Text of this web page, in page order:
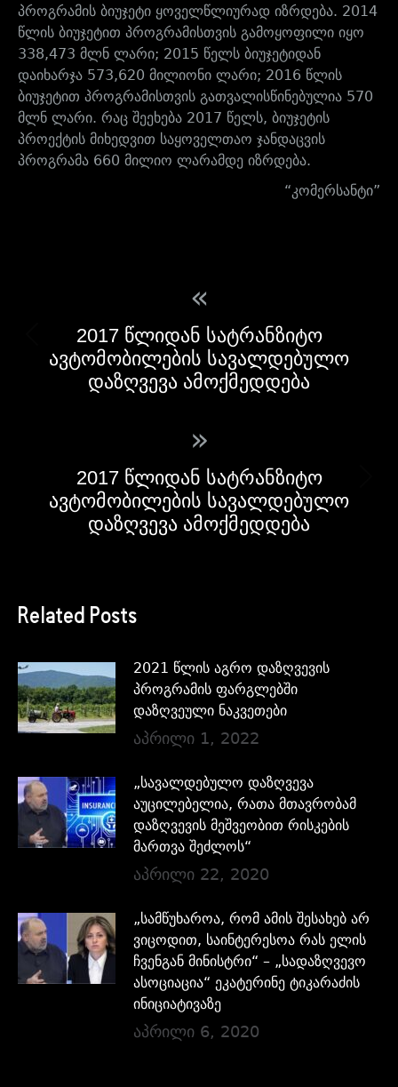
პროგრამის ბიუჯეტი ყოველწლიურად იზრდება. 2014
წლის ბიუჯეტით პროგრამისთვის გამოყოფილი იყო
338,473 მლნ ლარი; 2015 წელს ბიუჯეტიდან
დაიხარჯა 573,620 მილიონი ლარი; 2016 წლის
ბიუჯეტით პროგრამისთვის გათვალისწინებულია 570
მლნ ლარი. რაც შეეხება 2017 წელს, ბიუჯეტის
პროექტის მიხედვით საყოველთაო ჯანდაცვის
პროგრამა 660 მილიო ლარამდე იზრდება.
“კომერსანტი”
«
2017 წლიდან სატრანზიტო
ავტომობილების სავალდებულო
დაზღვევა ამოქმედდება
»
2017 წლიდან სატრანზიტო
ავტომობილების სავალდებულო
დაზღვევა ამოქმედდება
Related Posts
2021 წლის აგრო დაზღვევის
პროგრამის ფარგლებში
დაზღვეული ნაკვეთები
აპრილი 1, 2022
„სავალდებულო დაზღვევა
აუცილებელია, რათა მთავრობამ
დაზღვევის მეშვეობით რისკების
მართვა შეძლოს“
აპრილი 22, 2020
„სამწუხაროა, რომ ამის შესახებ არ
ვიცოდით, საინტერესოა რას ელის
ჩვენგან მინისტრი“ – „სადაზღვევო
ასოციაცია“ ეკატერინე ტიკარაძის
ინიციატივაზე
აპრილი 6, 2020